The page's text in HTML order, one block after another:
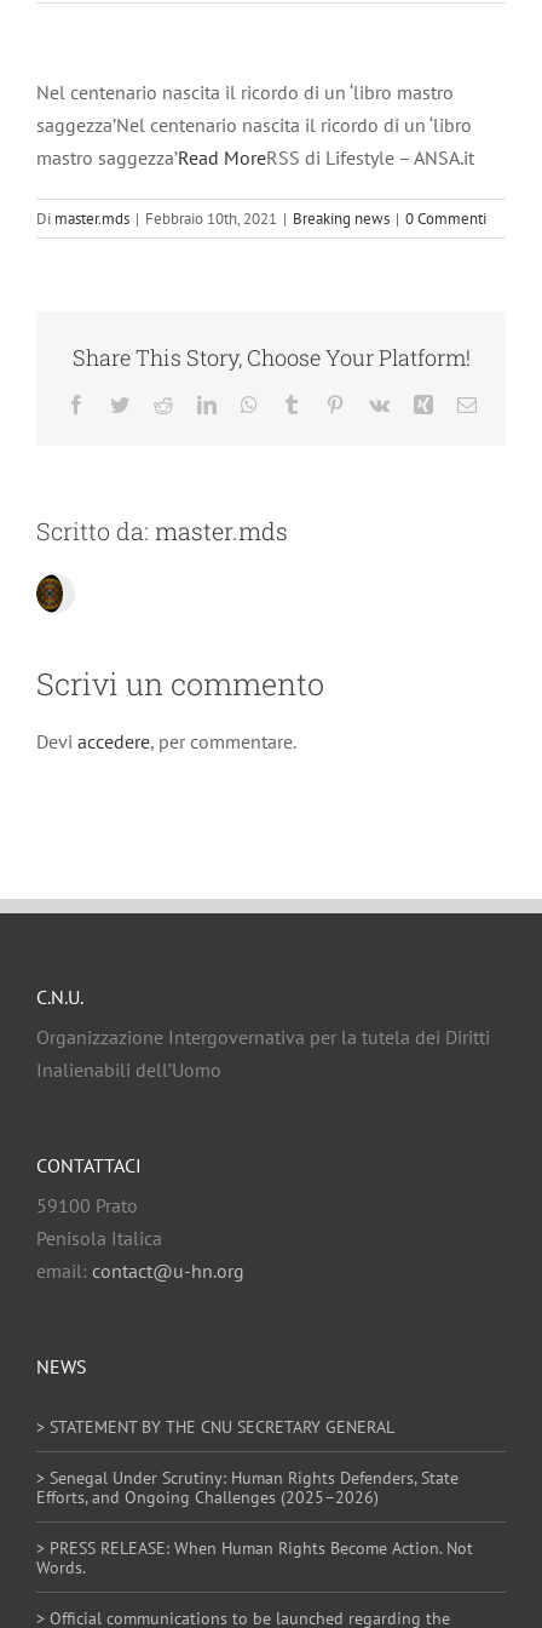
Nel centenario nascita il ricordo di un ‘libro mastro
saggezza’Nel centenario nascita il ricordo di un ‘libro
mastro saggezza’Read MoreRSS di Lifestyle – ANSA.it
Di master.mds | Febbraio 10th, 2021 | Breaking news | 0 Commenti
Share This Story, Choose Your Platform!
Facebook
TwitterRedditLinkedInWhatsApp
Tumblr Pinterest
Vk Xing Email
Scritto da: master.mds
Scrivi un commento
Devi accedere, per commentare.
C.N.U.
Organizzazione Intergovernativa per la tutela dei Diritti
Inalienabili dell’Uomo
NEWS
> STATEMENT BY THE CNU SECRETARY GENERAL
> Senegal Under Scrutiny: Human Rights Defenders, State
Efforts, and Ongoing Challenges (2025–2026)
> PRESS RELEASE: When Human Rights Become Action. Not
Words.
> Official communications to be launched regarding the
CONTATTACI
59100 Prato
Penisola Italica
email: contact@u-hn.org